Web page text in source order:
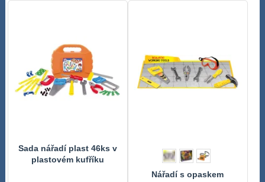
Sada nářadí plast 46ks v
plastovém kufříku
Nářadí s opaskem